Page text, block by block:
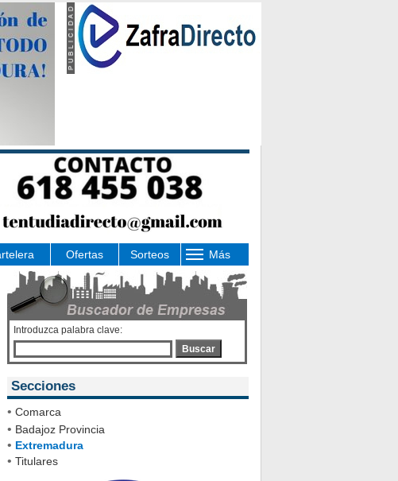
Ofertas Sorteos Más
Introduzca palabra clave:
Buscar
Secciones
• Comarca
• Badajoz Provincia
• Extremadura
• Titulares